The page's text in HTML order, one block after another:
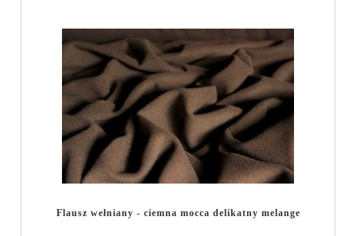
Flausz wełniany - ciemna mocca delikatny melange